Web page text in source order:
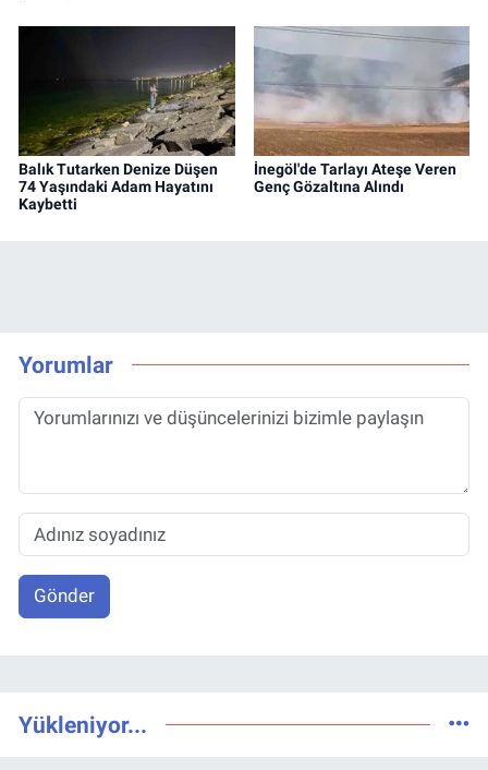
Balık Tutarken Denize Düşen
74 Yaşındaki Adam Hayatını
Kaybetti
İnegöl'de Tarlayı Ateşe Veren
Genç Gözaltına Alındı
Yorumlar
Gönder
Yükleniyor...